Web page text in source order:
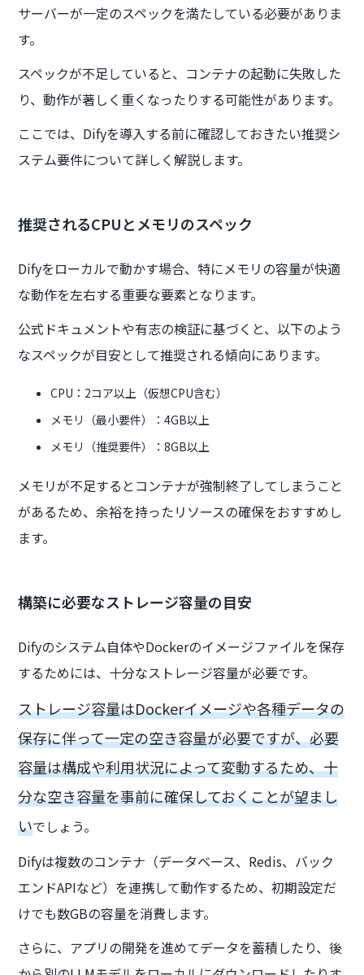
サーバーが一定のスペックを満たしている必要がありま
す。
スペックが不足していると、コンテナの起動に失敗した
り、動作が著しく重くなったりする可能性があります。
ここでは、Difyを導入する前に確認しておきたい推奨シ
ステム要件について詳しく解説します。
推奨されるCPUとメモリのスペック
Difyをローカルで動かす場合、特にメモリの容量が快適
な動作を左右する重要な要素となります。
公式ドキュメントや有志の検証に基づくと、以下のよう
なスペックが目安として推奨される傾向にあります。
CPU：2コア以上（仮想CPU含む）
メモリ（最小要件）：4GB以上
メモリ（推奨要件）：8GB以上
メモリが不足するとコンテナが強制終了してしまうこと
があるため、余裕を持ったリソースの確保をおすすめし
ます。
構築に必要なストレージ容量の目安
Difyのシステム自体やDockerのイメージファイルを保存
するためには、十分なストレージ容量が必要です。
ストレージ容量はDockerイメージや各種データの
保存に伴って一定の空き容量が必要ですが、必要
容量は構成や利用状況によって変動するため、十
分な空き容量を事前に確保しておくことが望まし
いでしょう。
Difyは複数のコンテナ（データベース、Redis、バック
エンドAPIなど）を連携して動作するため、初期設定だ
けでも数GBの容量を消費します。
さらに、アプリの開発を進めてデータを蓄積したり、後